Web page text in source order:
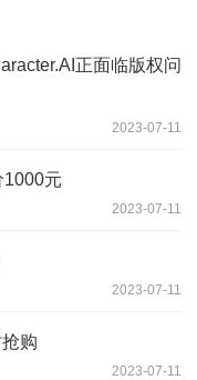
正面临版权问
2023-07-11
元
2023-07-11
2023-07-11
购
2023-07-11